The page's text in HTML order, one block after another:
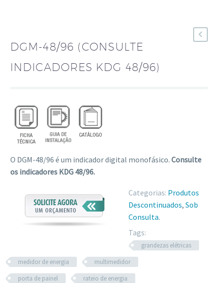
DGM-48/96 (CONSULTE
INDICADORES KDG 48/96)
O DGM-48/96 é um indicador digital monofásico. Consulte
os indicadores KDG 48/96.
Categorias: Produtos
Descontinuados, Sob
Consulta.
Tags:
grandezas elétricas
medidor de energia
multimedidor
porta de painel
rateio de energia